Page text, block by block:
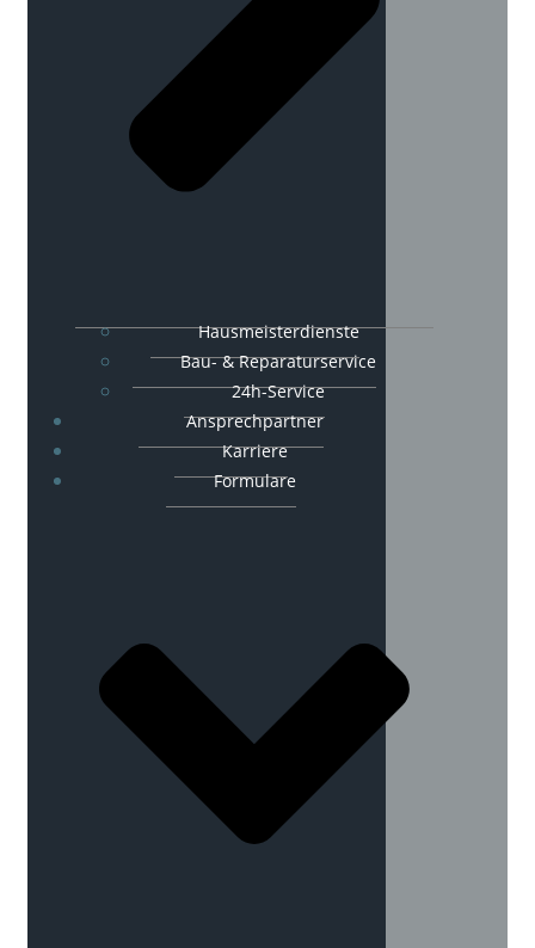
Hausmeisterdienste
Bau- & Reparaturservice
24h-Service
Ansprechpartner
Karriere
Formulare